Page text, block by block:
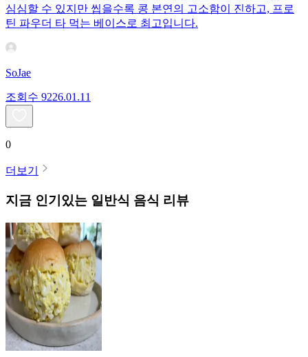
심심할 수 있지만 씹을수록 콩 본연의 고소함이 진하고, 프로
틴 파우더 타 먹는 베이스로 최고입니다.
SoJae
조회수 9226.01.11
0
더보기
지금 인기있는 일반식 음식 리뷰